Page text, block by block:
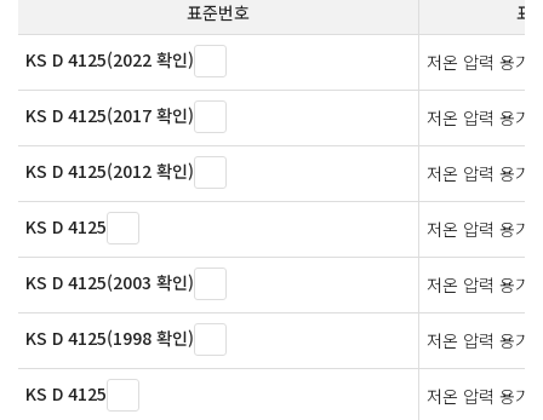
표준번호
표
KS D 4125(2022 확인)
저온 압력 용기
KS D 4125(2017 확인) 저온 압력 용기
KS D 4125(2012 확인) 저온 압력 용기
KS D 4125 저온 압력 용기
KS D 4125(2003 확인) 저온 압력 용기
KS D 4125(1998 확인) 저온 압력 용기
KS D 4125 저온 압력 용기